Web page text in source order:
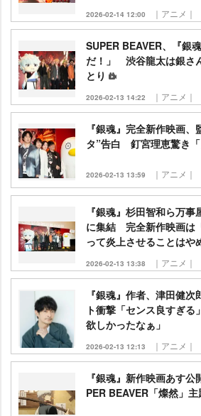
2026-02-14 12:00 ｜アニメ｜
SUPER BEAVER、『銀
だ！」 渋谷龍太は銀さ
とり
2026-02-13 14:22 ｜アニメ｜
『銀魂』完全新作映画
タ”告白 釘宮理恵驚き「
2026-02-13 13:59 ｜アニメ｜
『銀魂』杉田智和ら万
に集結 完全新作映画は
って炎上させることはや
2026-02-13 13:38 ｜アニメ｜
『銀魂』作者、津田健
ト衝撃「センス良すぎ
欲しかったなぁ」
2026-02-13 12:13 ｜アニメ｜
『銀魂』新作映画あす
PER BEAVER「燦然」